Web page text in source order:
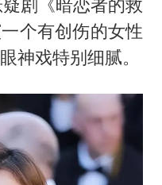
剧《暗恋者的救
个有创伤的女性
神戏特别细腻。